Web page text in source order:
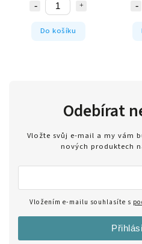
Do košíku
Odebírat
Vložte svůj e-mail a my vám
nových produktech
Vložením e-mailu souhlasíte s